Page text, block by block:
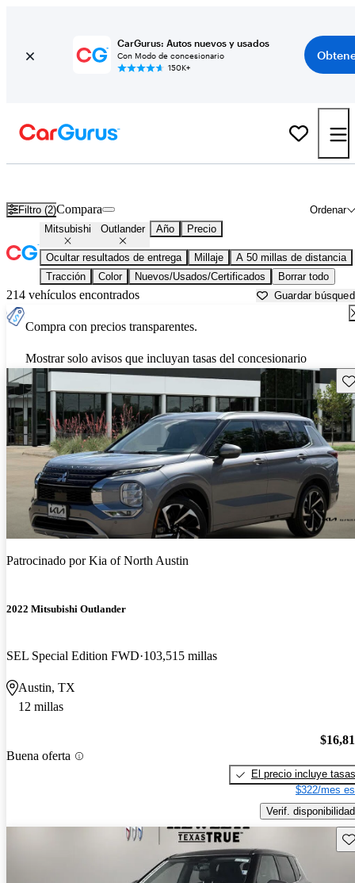
CarGurus: Autos nuevos y usados
Con Modo de concesionario
150K+
Filtro (2) Ordenar
Compara
Mitsubishi Outlander Año Precio
Ocultar resultados de entrega Millaje
A 50 millas de distancia
Tracción
Color Nuevos/Usados/Certificados Borrar todo
214 vehículos encontrados Guardar
Compra con precios transparentes.
Mostrar solo avisos que incluyan tasas del concesionario
Patrocinado porKia of North Austin
2022 Mitsubishi Outlander
SEL Special Edition FWD 103,515 millas
Austin, TX
12 millas
Buena oferta
El precio incluye tasas
$322/mes
Verif. disponibilidad